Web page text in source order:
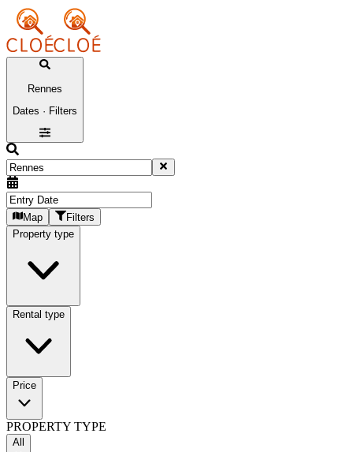
Rennes
Dates · Filters
Map
Filters
Property type
Rental type
Price
PROPERTY TYPE
All